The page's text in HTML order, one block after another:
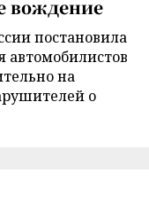
вождение
постановила
автомобилистов
на
о